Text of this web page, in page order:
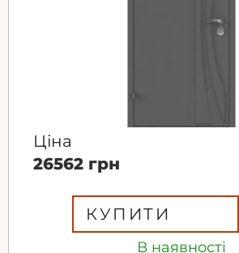
В наявності
Ціна
26562 грн
КУПИТИ